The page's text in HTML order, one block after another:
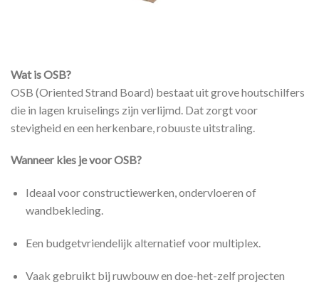
Wat is OSB?
OSB (Oriented Strand Board) bestaat uit grove houtschilfers
die in lagen kruiselings zijn verlijmd. Dat zorgt voor
stevigheid en een herkenbare, robuuste uitstraling.
Wanneer kies je voor OSB?
Ideaal voor constructiewerken, ondervloeren of
wandbekleding.
Een budgetvriendelijk alternatief voor multiplex.
Vaak gebruikt bij ruwbouw en doe-het-zelf projecten